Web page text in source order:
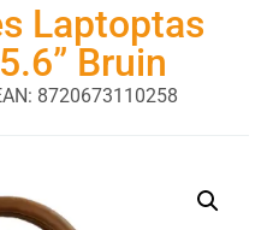
Laptoptas
Bruin
8720673110258